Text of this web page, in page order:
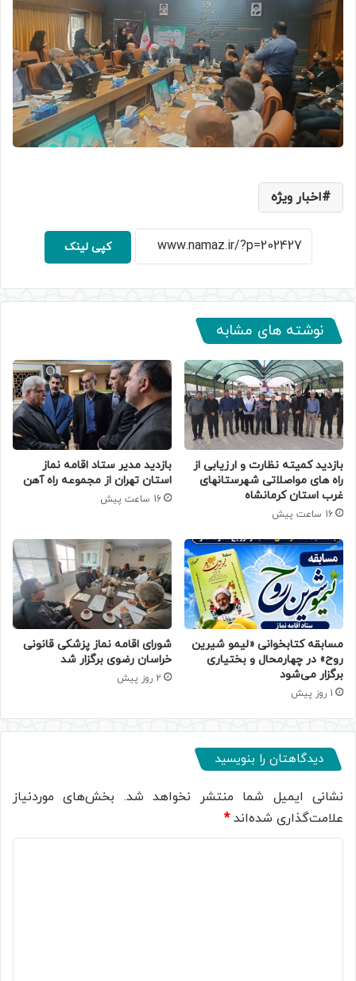
اخبار ویژه
کپی لینک
نوشته های مشابه
بازدید کمیته نظارت و ارزیابی از
راه های مواصلاتی شهرستانهای
غرب استان کرمانشاه
16 ساعت پیش
بازدید مدیر ستاد اقامه نماز
استان تهران از مجموعه راه آهن
16 ساعت پیش
مسابقه کتابخوانی «لیمو شیرین
روح» در چهارمحال و بختیاری
برگزار می‌شود
1 روز پیش
شورای اقامه نماز پزشکی قانونی
خراسان رضوی برگزار شد
2 روز پیش
دیدگاهتان را بنویسید
نشانی ایمیل شما منتشر نخواهد شد. بخش‌های موردنیاز
علامت‌گذاری شده‌اند*